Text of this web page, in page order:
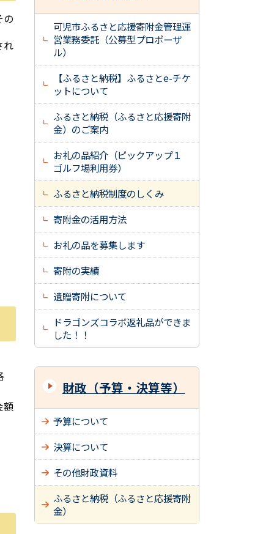
の
れ
額
可児市ふるさと応援寄附金管理運
営業務委託（公募型プロポーザ
ル）
【ふるさと納税】ふるさとe-チケ
ットについて
ふるさと納税（ふるさと応援寄附
金）のご案内
お礼の品紹介（ピックアップ１
ゴルフ場利用券）
ふるさと納税制度のしくみ
寄附金の活用方法
お礼の品を募集します
寄附の実績
遺贈寄附について
ドラゴンズコラボ返礼品ができま
した！！
財政（予算・決算等）
予算について
決算について
その他財政資料
ふるさと納税（ふるさと応援寄附
金）